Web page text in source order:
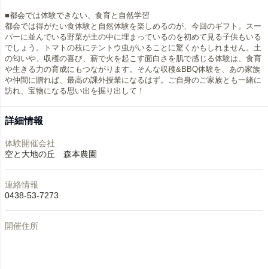
■都会では体験できない、食育と自然学習
都会では得がたい食体験と自然体験を楽しめるのが、今回のギフト。スー
パーに並んでいる野菜が土の中に埋まっているのを初めて見る子供もいる
でしょう。トマトの枝にテントウ虫がいることに驚くかもしれません。土
の匂いや、収穫の喜び、薪で火を起こす面白さを肌で感じる体験は、食育
や生きる力の育成にもつながります。そんな収穫&BBQ体験を、あの家族
や仲間に贈れば、最高の課外授業になるはず。ご自身のご家族とも一緒に
詳細情報
体験開催会社
空と大地の丘 森本農園
連絡情報
0438-53-7273
開催住所